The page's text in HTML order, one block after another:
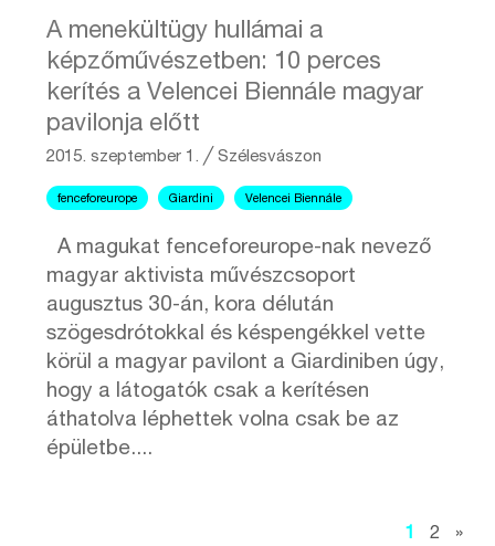
A menekültügy hullámai a
képzőművészetben: 10 perces
kerítés a Velencei Biennále magyar
pavilonja előtt
2015. szeptember 1. ╱Szélesvászon
fenceforeurope Giardini Velencei Biennále
A magukat fenceforeurope-nak nevező
magyar aktivista művészcsoport
augusztus 30-án, kora délután
szögesdrótokkal és késpengékkel vette
körül a magyar pavilont a Giardiniben úgy,
hogy a látogatók csak a kerítésen
áthatolva léphettek volna csak be az
épületbe....
1 2 »